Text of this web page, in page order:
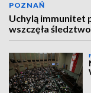
POZNAŃ
Uchylą immunitet
wszczęła śledztwo